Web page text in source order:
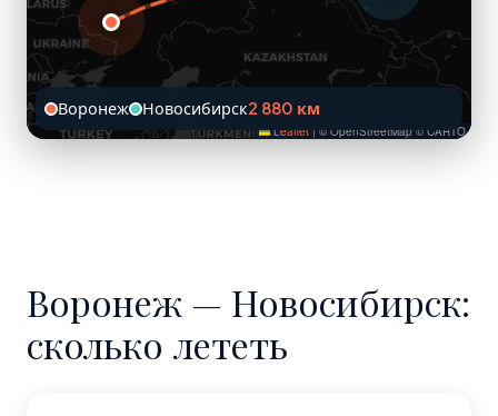
Leaflet | © OpenStreetMap © CARTO
Воронеж Новосибирск2 880 км
Воронеж — Новосибирск:
сколько лететь